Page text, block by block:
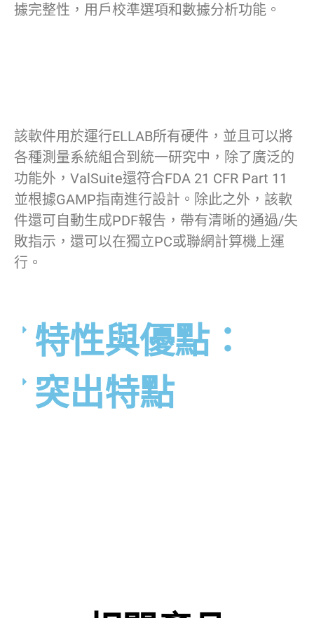
據完整性，用戶校準選項和數據分析功能。
該軟件用於運行ELLAB所有硬件，並且可以將
各種測量系統組合到統一研究中，除了廣泛的
功能外，ValSuite還符合FDA 21 CFR Part 11
並根據GAMP指南進行設計。除此之外，該軟
件還可自動生成PDF報告，帶有清晰的通過/失
敗指示，還可以在獨立PC或聯網計算機上運
行。
特性與優點：
突出特點